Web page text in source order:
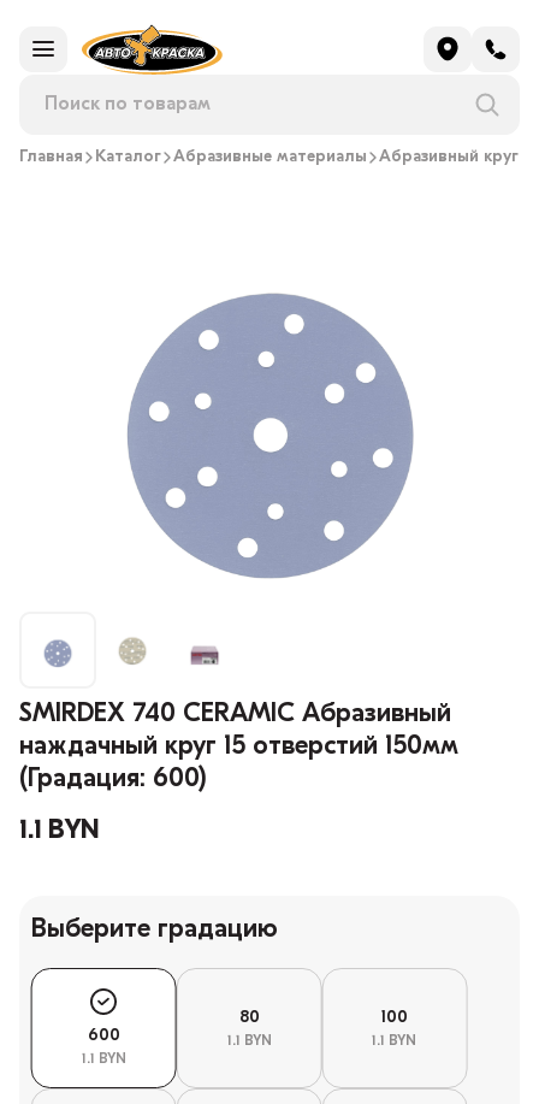
Главная Каталог Абразивные материалы Абразивный круг
SMIRDEX 740 CERAMIC Абразивный
наждачный круг 15 отверстий 150мм
(Градация: 600)
1.1 BYN
Выберите градацию
600
1.1 BYN
80
1.1 BYN
100
1.1 BYN